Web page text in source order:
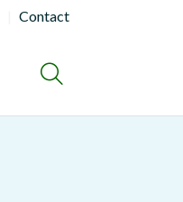
Contact
ZOEKEN